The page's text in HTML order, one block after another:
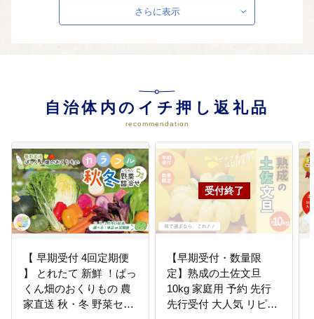
ふるさとのイベントを守り育む事
業
四万十川ウルトラマラソン、市民
送り火など
05
ふるさとを災害から守る事業
地震津波対策、住宅の耐震化、自
主防災組織の育成、災害備蓄品の
整備など
さらに表示
自治体内のイチ押し返礼品
recommendation
【 早期受付 4回定期便
】 とれたて 新鮮 ！ぱっ
くん畑のおくりもの 農
家直送 秋・冬 野菜セッ
【早期受付・数量限
定】熟成の土佐文旦
10kg 家庭用 予約 先行
先行受付 大人気 リピー